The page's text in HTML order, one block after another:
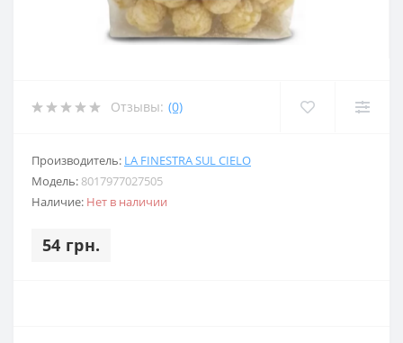
Отзывы: (0)
Производитель: LA FINESTRA SUL CIELO
Модель: 8017977027505
Наличие: Нет в наличии
54 грн.